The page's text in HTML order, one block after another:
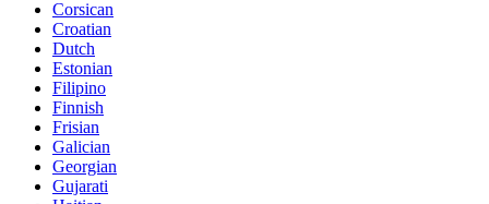
Corsican
Croatian
Dutch
Estonian
Filipino
Finnish
Frisian
Galician
Georgian
Gujarati